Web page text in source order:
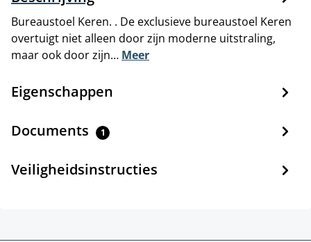
Bureaustoel Keren. . De exclusieve bureaustoel Keren
overtuigt niet alleen door zijn moderne uitstraling,
maar ook door zijn… Meer
Eigenschappen
Documents 1
Veiligheidsinstructies